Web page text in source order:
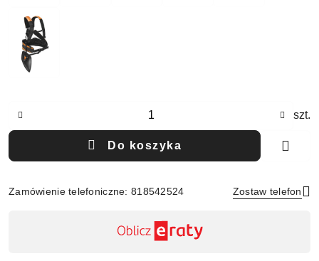
szt.
Do koszyka
Zamówienie telefoniczne: 818542524 Zostaw telefon